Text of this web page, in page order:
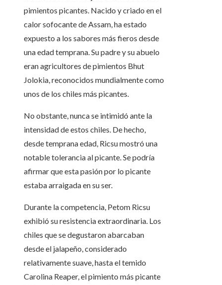
pimientos picantes. Nacido y criado en el
calor sofocante de Assam, ha estado
expuesto a los sabores más fieros desde
una edad temprana. Su padre y su abuelo
eran agricultores de pimientos Bhut
Jolokia, reconocidos mundialmente como
unos de los chiles más picantes.
No obstante, nunca se intimidó ante la
intensidad de estos chiles. De hecho,
desde temprana edad, Ricsu mostró una
notable tolerancia al picante. Se podría
afirmar que esta pasión por lo picante
estaba arraigada en su ser.
Durante la competencia, Petom Ricsu
exhibió su resistencia extraordinaria. Los
chiles que se degustaron abarcaban
desde el jalapeño, considerado
relativamente suave, hasta el temido
Carolina Reaper, el pimiento más picante